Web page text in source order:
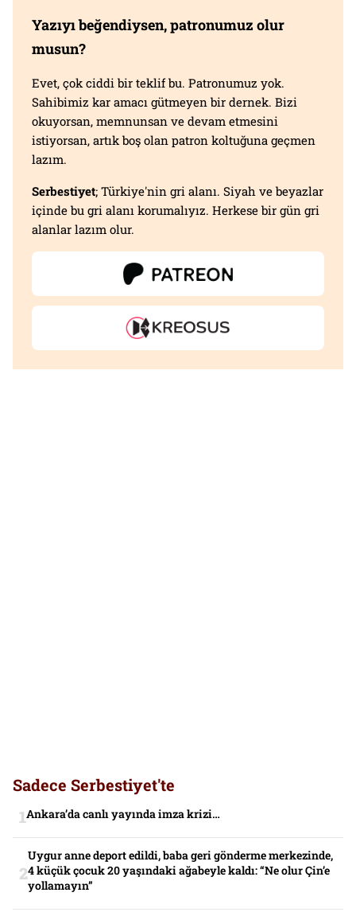
Yazıyı beğendiysen, patronumuz olur
musun?
Evet, çok ciddi bir teklif bu. Patronumuz yok.
Sahibimiz kar amacı gütmeyen bir dernek. Bizi
okuyorsan, memnunsan ve devam etmesini
istiyorsan, artık boş olan patron koltuğuna geçmen
lazım.
Serbestiyet; Türkiye'nin gri alanı. Siyah ve beyazlar
içinde bu gri alanı korumalıyız. Herkese bir gün gri
alanlar lazım olur.
Sadece Serbestiyet'te
Ankara’da canlı yayında imza krizi…
Uygur anne deport edildi, baba geri gönderme merkezinde,
4 küçük çocuk 20 yaşındaki ağabeyle kaldı: “Ne olur Çin’e
yollamayın”